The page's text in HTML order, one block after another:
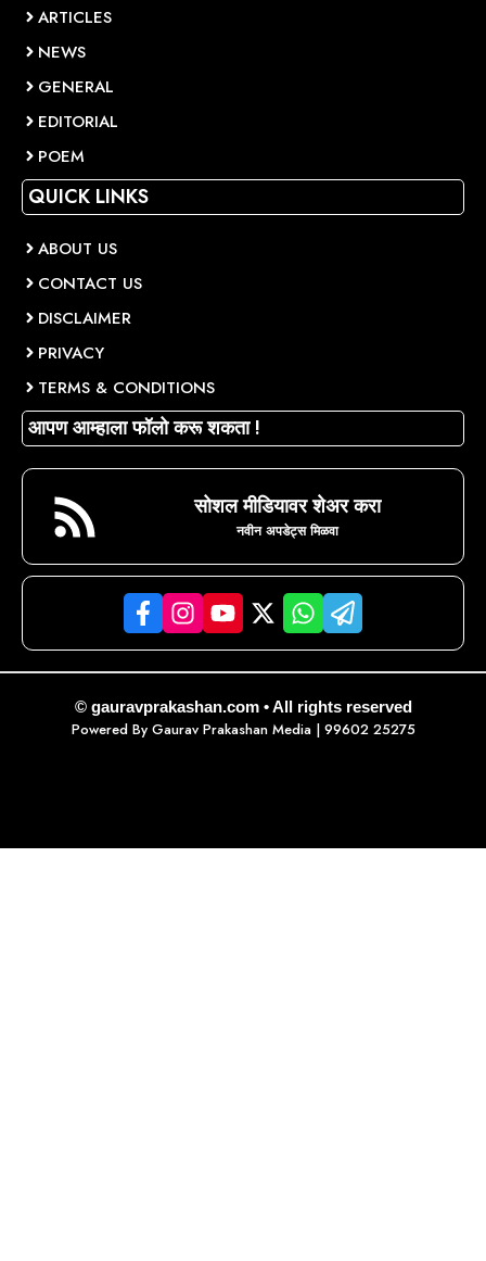
ARTICLES
NEWS
GENERAL
EDITORIAL
POEM
QUICK LINKS
ABOUT US
CONTACT US
DISCLAIMER
PRIVACY
TERMS & CONDITIONS
आपण आम्हाला फॉलो करू शकता !
सोशल मीडियावर शेअर करा
नवीन अपडेट्स मिळवा
© gauravprakashan.com • All rights reserved
Powered By Gaurav Prakashan Media| 99602 25275